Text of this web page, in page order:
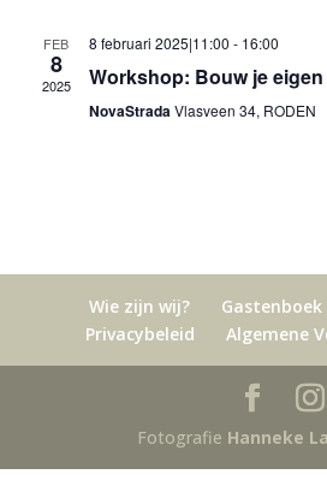
FEB
8
2025
8 februari 2025|11:00 - 16:00
Workshop: Bouw je
NovaStradaVlasveen 34, RODEN
Wie zijn wij? Gastenboek
Privacybeleid
Algemene
Fotografie Hanneke